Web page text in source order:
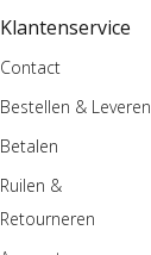
Klantenservice
Contact
Bestellen & Leveren
Betalen
Ruilen &
Retourneren